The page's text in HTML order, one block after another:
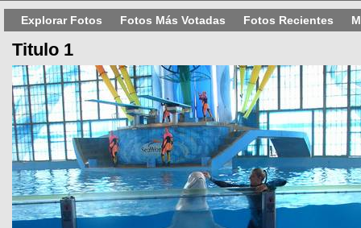
Explorar Fotos Fotos Más Votadas Fotos Recientes
Titulo 1